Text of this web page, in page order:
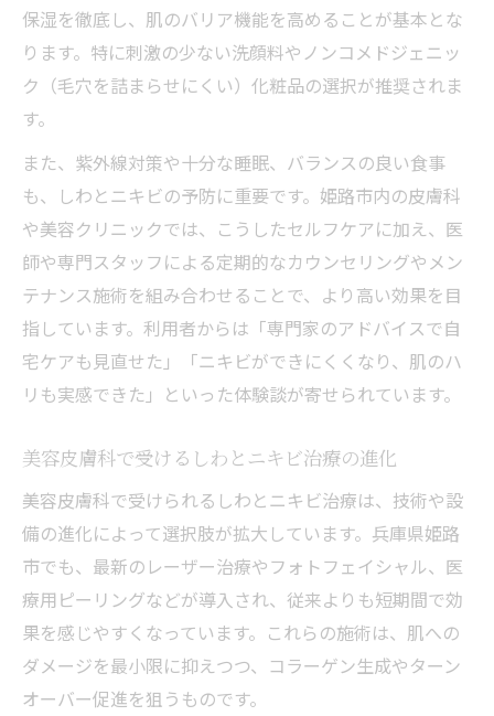
保湿を徹底し、肌のバリア機能を高めることが基本とな
ります。特に刺激の少ない洗顔料やノンコメドジェニッ
ク（毛穴を詰まらせにくい）化粧品の選択が推奨されま
す。
また、紫外線対策や十分な睡眠、バランスの良い食事
も、しわとニキビの予防に重要です。姫路市内の皮膚科
や美容クリニックでは、こうしたセルフケアに加え、医
師や専門スタッフによる定期的なカウンセリングやメン
テナンス施術を組み合わせることで、より高い効果を目
指しています。利用者からは「専門家のアドバイスで自
宅ケアも見直せた」「ニキビができにくくなり、肌のハ
リも実感できた」といった体験談が寄せられています。
美容皮膚科で受けるしわとニキビ治療の進化
美容皮膚科で受けられるしわとニキビ治療は、技術や設
備の進化によって選択肢が拡大しています。兵庫県姫路
市でも、最新のレーザー治療やフォトフェイシャル、医
療用ピーリングなどが導入され、従来よりも短期間で効
果を感じやすくなっています。これらの施術は、肌への
ダメージを最小限に抑えつつ、コラーゲン生成やターン
オーバー促進を狙うものです。